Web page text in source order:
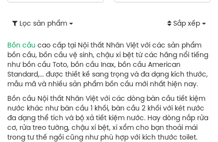
Lọc sản phẩm Sắp xếp
Bồn cầu cao cấp tại Nội thất Nhân Việt với các sản phẩm
bồn cầu, bồn cầu vệ sinh, chậu xí bệt từ các hãng nổi tiếng
như bồn cầu Toto, bồn cầu Inax, bồn cầu American
Standard,... được thiết kế sang trọng và đa dạng kích thước,
mẫu mã và nhiều sản phẩm bồn cầu mới nhất hiện nay.
Bồn cầu Nội thất Nhân Việt với các dòng bàn cầu tiết kiệm
nước khác như bàn cầu 1 khối, bàn cầu 2 khối với két nước
đa dạng thể tích và bộ xả tiết kiệm nước. Hay dòng nắp rửa
cơ, rửa treo tường, chậu xí bệt, xí xổm cho bạn thoải mái
trong tư thế ngồi cũng như phù hợp với kích thước toilet.